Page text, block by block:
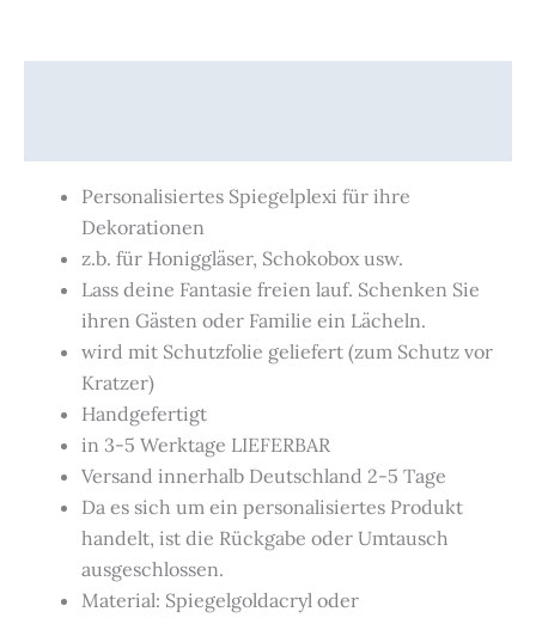
Personalisiertes Spiegelplexi für ihre
Dekorationen
z.b. für Honiggläser, Schokobox usw.
Lass deine Fantasie freien lauf. Schenken Sie
ihren Gästen oder Familie ein Lächeln.
wird mit Schutzfolie geliefert (zum Schutz vor
Kratzer)
Handgefertigt
in 3-5 Werktage LIEFERBAR
Versand innerhalb Deutschland 2-5 Tage
Da es sich um ein personalisiertes Produkt
handelt, ist die Rückgabe oder Umtausch
ausgeschlossen.
Material: Spiegelgoldacryl oder